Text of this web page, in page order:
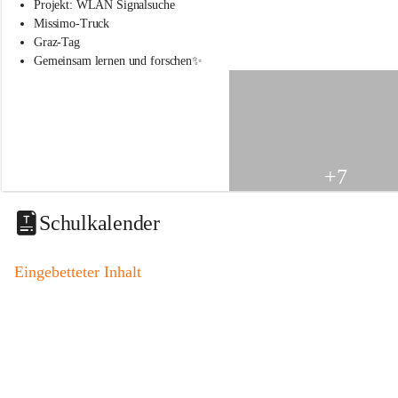
s
s
c
i
t
a
o
Projekt: WLAN Signalsuche
Missimo-Truck
Graz-Tag
Gemeinsam lernen und forschen✨
+7
Schulkalender
Eingebetteter Inhalt